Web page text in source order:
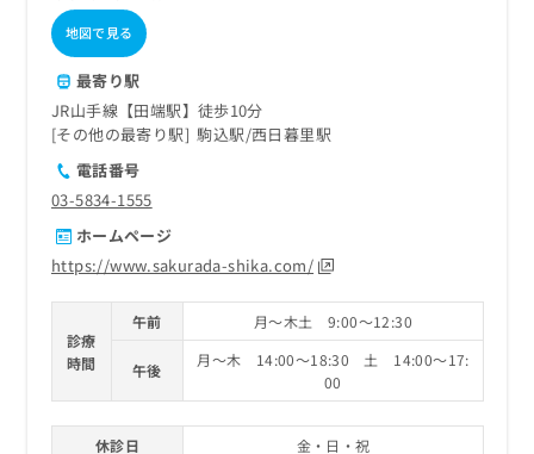
地図で見る
最寄り駅
JR山手線【田端駅】徒歩10分
その他の最寄り駅
駒込駅 西日暮里駅
電話番号
03-5834-1555
ホームページ
https://www.sakurada-shika.com/
診療
時間
午前 月～木土 9:00～12:30
午後
月～木 14:00～18:30 土 14:00～17:
00
休診日 金・日・祝